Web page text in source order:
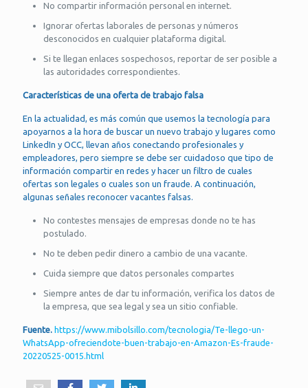
No compartir información personal en internet.
Ignorar ofertas laborales de personas y números
desconocidos en cualquier plataforma digital.
Si te llegan enlaces sospechosos, reportar de ser posible a
las autoridades correspondientes.
Características de una oferta de trabajo falsa
En la actualidad, es más común que usemos la tecnología para
apoyarnos a la hora de buscar un nuevo trabajo y lugares como
LinkedIn y OCC, llevan años conectando profesionales y
empleadores, pero siempre se debe ser cuidadoso que tipo de
información compartir en redes y hacer un filtro de cuales
ofertas son legales o cuales son un fraude. A continuación,
algunas señales reconocer vacantes falsas.
No contestes mensajes de empresas donde no te has
postulado.
No te deben pedir dinero a cambio de una vacante.
Cuida siempre que datos personales compartes
Siempre antes de dar tu información, verifica los datos de
la empresa, que sea legal y sea un sitio confiable.
Fuente. https://www.mibolsillo.com/tecnologia/Te-llego-un-
WhatsApp-ofreciendote-buen-trabajo-en-Amazon-Es-fraude-
20220525-0015.html